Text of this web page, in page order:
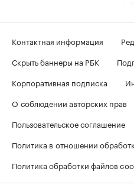
Контактная информация
Скрыть баннеры на РБК
Корпоративная подписка
О соблюдении авторских прав
Пользовательское соглашение
Политика в отношении
Политика обработки файлов